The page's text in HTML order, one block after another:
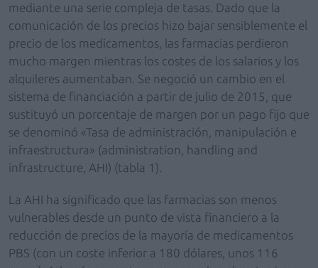
mediante una serie compleja de tasas. Dado que la
comunicación de los precios hizo bajar sensiblemente el
precio de los medicamentos, las farmacias perdieron
mucho margen mientras los costes de los salarios y los
alquileres aumentaban. Se negoció un cambio en el
sistema de financiación a partir de julio de 2015, que
sustituyó un porcentaje de margen por un pago fijo que
se denominó «Tasa de administración, manipulación e
infraestructura» (administration, handling and
infrastructure, AHI) (tabla 1).
La AHI ha significado que las farmacias son menos
vulnerables desde un punto de vista financiero a la
reducción de precios de la mayoría de medicamentos
PBS (con un coste inferior a 180 dólares, unos 116